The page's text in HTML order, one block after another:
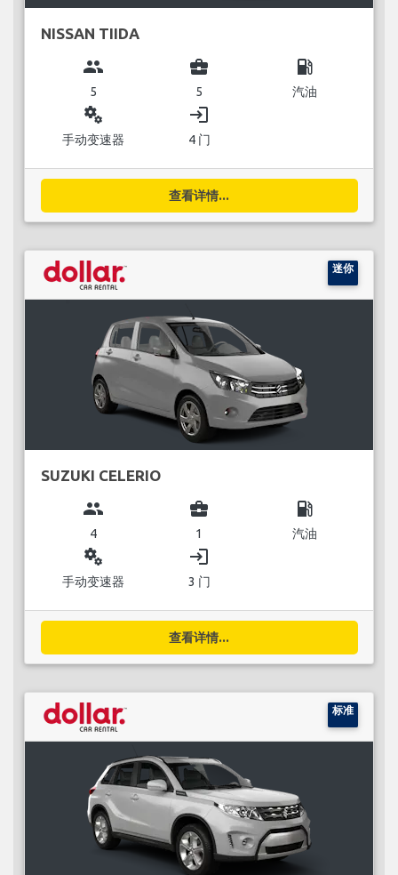
NISSAN TIIDA
group
5
business_center
5
local_gas_station
汽油
miscellaneous_services
手动变速器
login
4 门
查看详情...
迷你
SUZUKI CELERIO
group
4
business_center
1
local_gas_station
汽油
miscellaneous_services
手动变速器
login
3 门
查看详情...
标准